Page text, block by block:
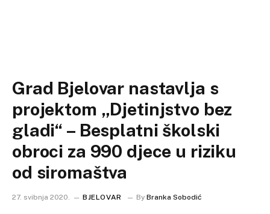
Grad Bjelovar nastavlja s
projektom „Djetinjstvo bez
gladi“ – Besplatni školski
obroci za 990 djece u riziku
od siromaštva
27. svibnja 2020. BJELOVAR By Branka Sobodić